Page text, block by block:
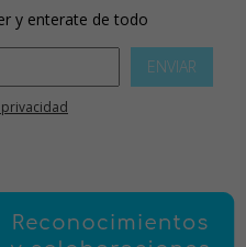
y enterate de todo
ENVIAR